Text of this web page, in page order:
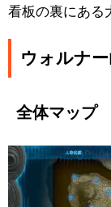
看板の裏にある
ウォルナ
全体マップ